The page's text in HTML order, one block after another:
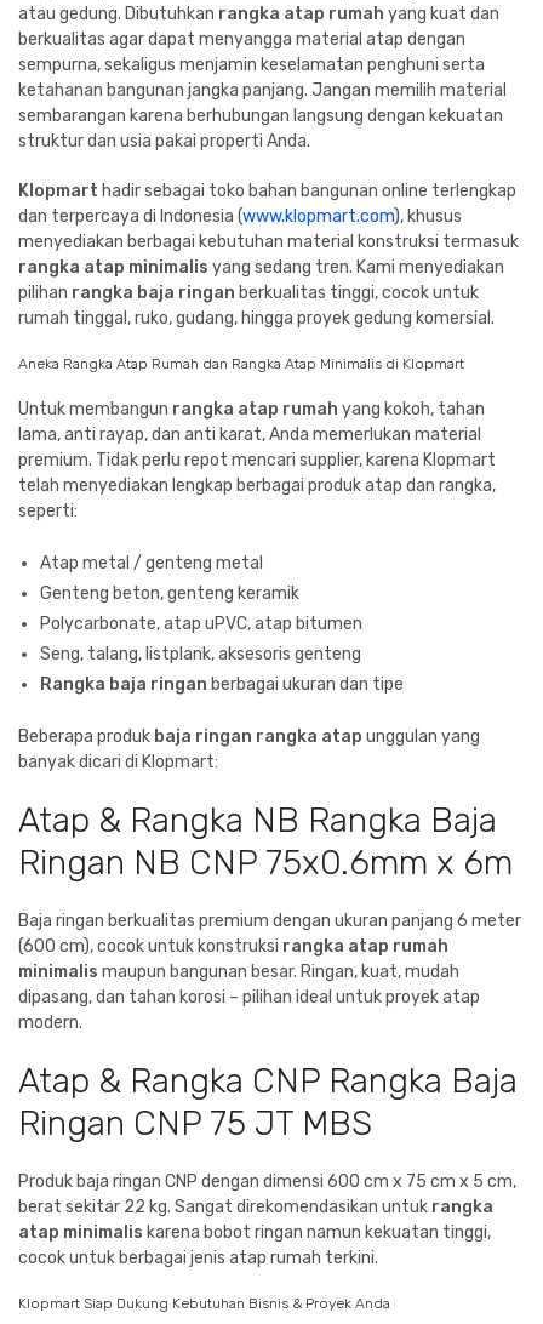
atau gedung. Dibutuhkan rangka atap rumah yang kuat dan
berkualitas agar dapat menyangga material atap dengan
sempurna, sekaligus menjamin keselamatan penghuni serta
ketahanan bangunan jangka panjang. Jangan memilih material
sembarangan karena berhubungan langsung dengan kekuatan
struktur dan usia pakai properti Anda.
Klopmart hadir sebagai toko bahan bangunan online terlengkap
dan terpercaya di Indonesia (www.klopmart.com), khusus
menyediakan berbagai kebutuhan material konstruksi termasuk
rangka atap minimalis yang sedang tren. Kami menyediakan
pilihan rangka baja ringan berkualitas tinggi, cocok untuk
rumah tinggal, ruko, gudang, hingga proyek gedung komersial.
Aneka Rangka Atap Rumah dan Rangka Atap Minimalis di Klopmart
Untuk membangun rangka atap rumah yang kokoh, tahan
lama, anti rayap, dan anti karat, Anda memerlukan material
premium. Tidak perlu repot mencari supplier, karena Klopmart
telah menyediakan lengkap berbagai produk atap dan rangka,
seperti:
Atap metal / genteng metal
Genteng beton, genteng keramik
Polycarbonate, atap uPVC, atap bitumen
Seng, talang, listplank, aksesoris genteng
Rangka baja ringan berbagai ukuran dan tipe
Beberapa produk baja ringan rangka atap unggulan yang
banyak dicari di Klopmart:
Atap & Rangka NB Rangka Baja
Ringan NB CNP 75x0.6mm x 6m
Baja ringan berkualitas premium dengan ukuran panjang 6 meter
(600 cm), cocok untuk konstruksi rangka atap rumah
minimalis maupun bangunan besar. Ringan, kuat, mudah
dipasang, dan tahan korosi – pilihan ideal untuk proyek atap
modern.
Atap & Rangka CNP Rangka Baja
Ringan CNP 75 JT MBS
Produk baja ringan CNP dengan dimensi 600 cm x 75 cm x 5 cm,
berat sekitar 22 kg. Sangat direkomendasikan untuk rangka
atap minimalis karena bobot ringan namun kekuatan tinggi,
cocok untuk berbagai jenis atap rumah terkini.
Klopmart Siap Dukung Kebutuhan Bisnis & Proyek Anda